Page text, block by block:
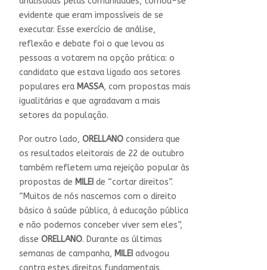
evidente que eram impossíveis de se
executar. Esse exercício de análise,
reflexão e debate foi o que levou as
pessoas a votarem na opção prática: o
candidato que estava ligado aos setores
populares era MASSA, com propostas mais
igualitárias e que agradavam a mais
setores da população.
Por outro lado, ORELLANOconsidera que
os resultados eleitorais de 22 de outubro
também refletem uma rejeição popular às
propostas de MILEI de “cortar direitos”.
“Muitos de nós nascemos com o direito
básico à saúde pública, à educação pública
e não podemos conceber viver sem eles”,
disse ORELLANO. Durante as últimas
semanas de campanha, MILEI advogou
contra estes direitos fundamentais,